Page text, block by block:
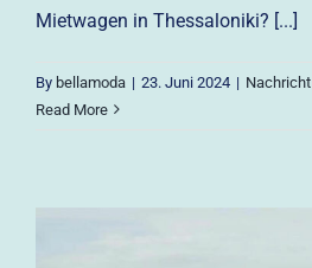
Mietwagen in Thessaloniki? [...]
By bellamoda | 23. Juni 2024 | Nachricht
Read More